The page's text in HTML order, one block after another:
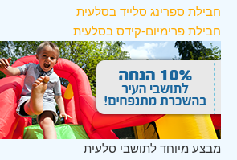
חבילת ספרינג סלייד בסלעית
חבילת פרימיום-קידס בסלעית
מבצע מיוחד לתושבי סלעית